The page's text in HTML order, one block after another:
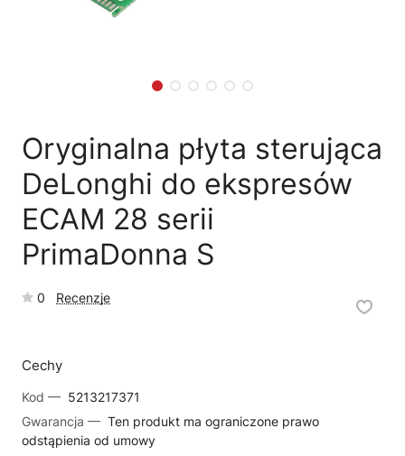
Oryginalna płyta sterująca
DeLonghi do ekspresów
ECAM 28 serii
PrimaDonna S
0 Recenzje
Cechy
Kod — 5213217371
Gwarancja — Ten produkt ma ograniczone prawo
odstąpienia od umowy